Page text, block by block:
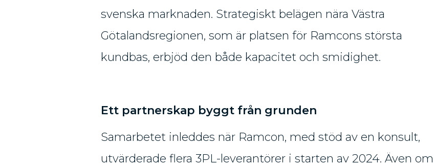
svenska marknaden. Strategiskt belägen nära Västra
Götalandsregionen, som är platsen för Ramcons största
kundbas, erbjöd den både kapacitet och smidighet.
Ett partnerskap byggt från grunden
Samarbetet inleddes när Ramcon, med stöd av en konsult,
utvärderade flera 3PL-leverantörer i starten av 2024. Även om